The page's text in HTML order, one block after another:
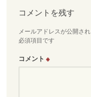
コメントを残す
メールアドレスが公開さ
必須項目です
コメント ※